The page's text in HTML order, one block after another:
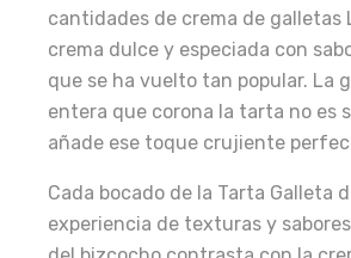
cantidades de crema de galletas
crema dulce y especiada con
que se ha vuelto tan popular. La
entera que corona la tarta no es
añade ese toque crujiente
Cada bocado de la Tarta Galleta
experiencia de texturas y